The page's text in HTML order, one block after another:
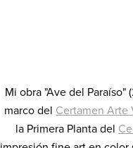
Mi obra "Ave del Paraíso" (
marco del Certamen Arte
la Primera Planta del